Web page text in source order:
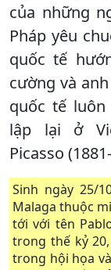
của những
Pháp yêu
quốc tế
cường và
quốc tế
lập lại ở
Picasso
Sinh ngày 25/
Malaga thuộc
tới với tên
trong thế kỷ
trong hội họa